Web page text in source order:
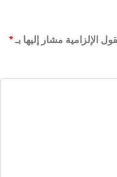
الإلزامية مشار إليها بـ *